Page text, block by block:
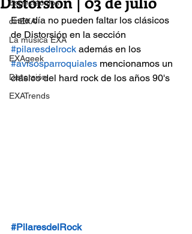
Espectáculos
cinEXA
La música EXA
EXAgeek
Distorsión
EXATrends
Este día no pueden faltar los clásicos
de Distorsión en la sección
#pilaresdelrock además en los
#avisosparroquiales mencionamos un
clásico del hard rock de los años 90's
#PilaresdelRock